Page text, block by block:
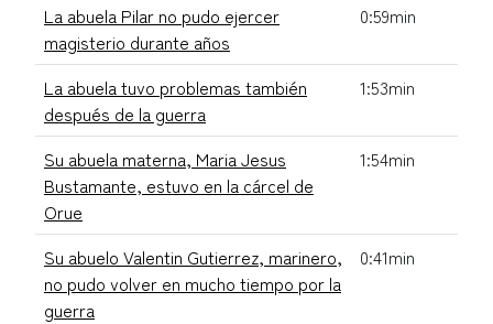
La abuela Pilar no pudo ejercer
magisterio durante años
0:59min
La abuela tuvo problemas también
después de la guerra
1:53min
Su abuela materna, Maria Jesus
Bustamante, estuvo en la cárcel de
Orue
1:54min
Su abuelo Valentin Gutierrez, marinero,
no pudo volver en mucho tiempo por la
guerra
0:41min